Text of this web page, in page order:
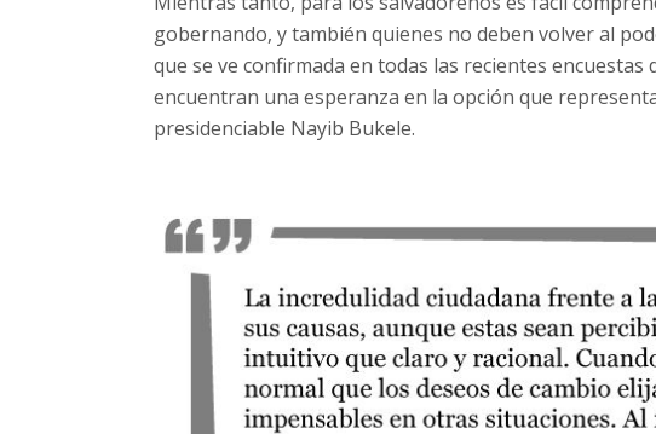
gobernando, y también quienes no deben volver al
que se ve confirmada en todas las recientes
encuentran una esperanza en la opción que
presidenciable Nayib Bukele.